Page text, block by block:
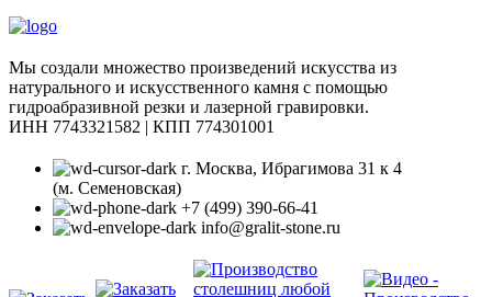
Мы создали множество произведений искусства из
натурального и искусственного камня с помощью
гидроабразивной резки и лазерной гравировки.
ИНН 7743321582 | КПП 774301001
г. Москва, Ибрагимова 31 к 4
(м. Семеновская)
+7 (499) 390-66-41
info@gralit-stone.ru